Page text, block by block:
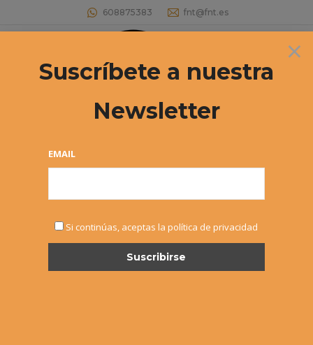
608875383 fnt@fnt.es
Buscar:
Archivos diarios: 10 noviembre, 2018
×
Suscríbete a nuestra
Newsletter
EMAIL
Si continúas, aceptas la política de privacidad